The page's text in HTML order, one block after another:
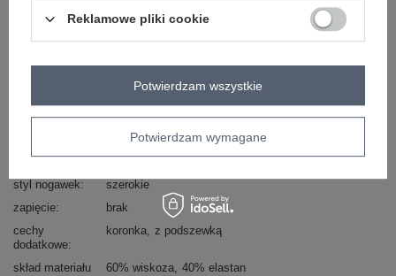
elegancki
materiał
wiskoza
pasie
styl nogawek
szerokie
zapięcie
brak
cechy
dodatkowe
koronka z podszewką
skład materiału 60% wiskoza 40% elastan
Reklamowe pliki cookie
Potwierdzam wymagane
Potwierdzam wszystkie